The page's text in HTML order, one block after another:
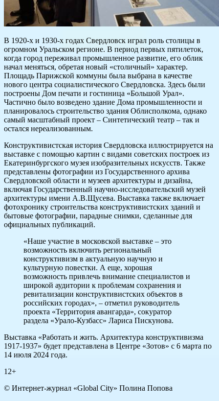
В 1920-х и 1930-х годах Свердловск играл роль столицы в
огромном Уральском регионе. В период первых пятилеток,
когда город переживал промышленное развитие, его облик
начал меняться, обретая новый «столичный» характер.
Площадь Парижской коммуны была выбрана в качестве
нового центра социалистического Свердловска. Здесь были
построены Дом печати и гостиница «Большой Урал».
Частично было возведено здание Дома промышленности и
планировалось строительство здания Облисполкома, однако
самый масштабный проект – Синтетический театр – так и
остался нереализованным.
Конструктивистская история Свердловска иллюстрируется на
выставке с помощью картин с видами советских построек из
Екатеринбургского музея изобразительных искусств. Также
представлены фотографии из Государственного архива
Свердловской области и музеев архитектуры и дизайна,
включая Государственный научно-исследовательский музей
архитектуры имени А.В.Щусева. Выставка также включает
фотохронику строительства конструктивистских зданий и
бытовые фотографии, парадные снимки, сделанные для
официальных публикаций.
«Наше участие в московской выставке – это
возможность включить региональный
конструктивизм в актуальную научную и
культурную повестки. А еще, хорошая
возможность привлечь внимание специалистов и
широкой аудитории к проблемам сохранения и
ревитализации конструктивистских объектов в
российских городах», – отметил руководитель
проекта «Территория авангарда», сокуратор
раздела «Урало-Кузбасс» Лариса Пискунова.
Выставка «Работать и жить. Архитектура конструктивизма
1917-1937» будет представлена в Центре «Зотов» с 6 марта по
14 июля 2024 года.
12+
© Интернет-журнал «Global City» Полина Попова